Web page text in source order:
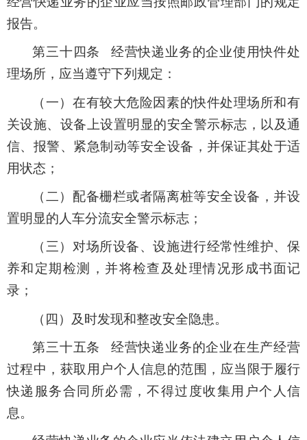
报告。
第三十四条 经营快递业务的企业使用快件处
理场所，应当遵守下列规定：
（一）在有较大危险因素的快件处理场所和有
关设施、设备上设置明显的安全警示标志，以及通
信、报警、紧急制动等安全设备，并保证其处于适
用状态；
（二）配备栅栏或者隔离桩等安全设备，并设
置明显的人车分流安全警示标志；
（三）对场所设备、设施进行经常性维护、保
养和定期检测，并将检查及处理情况形成书面记
录；
（四）及时发现和整改安全隐患。
第三十五条 经营快递业务的企业在生产经营
过程中，获取用户个人信息的范围，应当限于履行
快递服务合同所必需，不得过度收集用户个人信
息。